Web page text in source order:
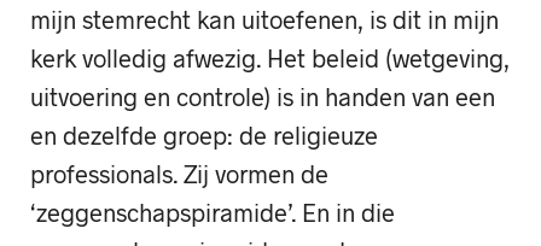
mijn stemrecht kan uitoefenen, is dit in mijn
kerk volledig afwezig. Het beleid (wetgeving,
uitvoering en controle) is in handen van een
en dezelfde groep: de religieuze
professionals. Zij vormen de
‘zeggenschapspiramide’. En in die